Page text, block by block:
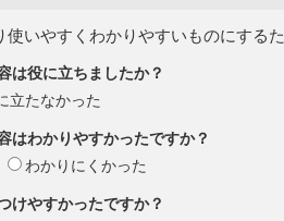
使いやすくわかりやすいものにする
は役に立ちましたか？
立たなかった
はわかりやすかったですか？
わかりにくかった
けやすかったですか？